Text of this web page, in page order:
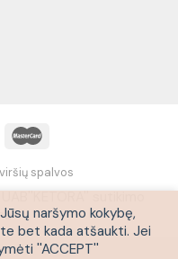
spalvos
sutikimo
naršymo kokybę,
bet kada atšaukti. Jei
''ACCEPT''